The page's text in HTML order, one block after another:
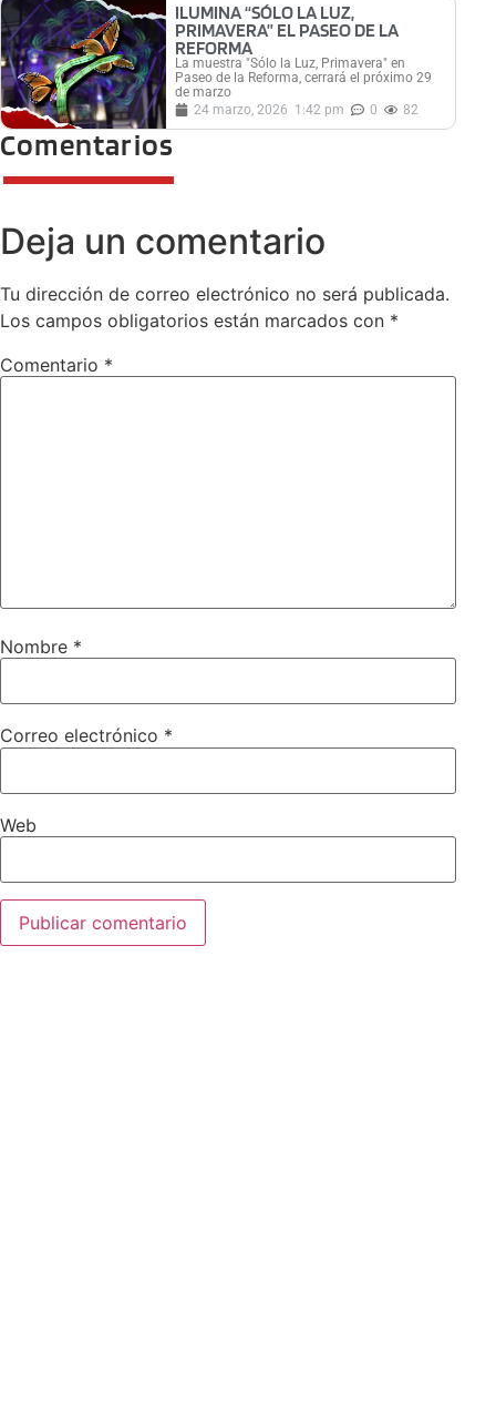
ILUMINA “SÓLO LA LUZ,
PRIMAVERA” EL PASEO DE LA
REFORMA
La muestra "Sólo la Luz, Primavera" en
Paseo de la Reforma, cerrará el próximo 29
de marzo
24 marzo, 2026 1:42 pm 0 82
Comentarios
Deja un comentario
Tu dirección de correo electrónico no será publicada.
Los campos obligatorios están marcados con *
Comentario *
Nombre *
Correo electrónico *
Web